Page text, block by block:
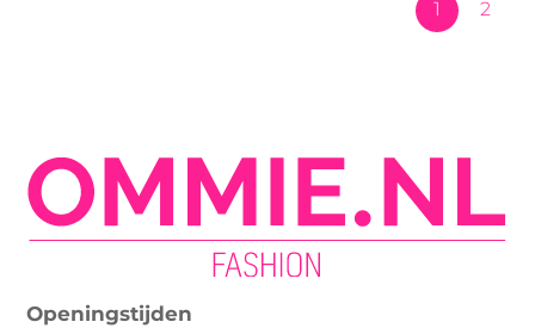
op
productpagina
gekozen
productpagina
1 2
Openingstijden